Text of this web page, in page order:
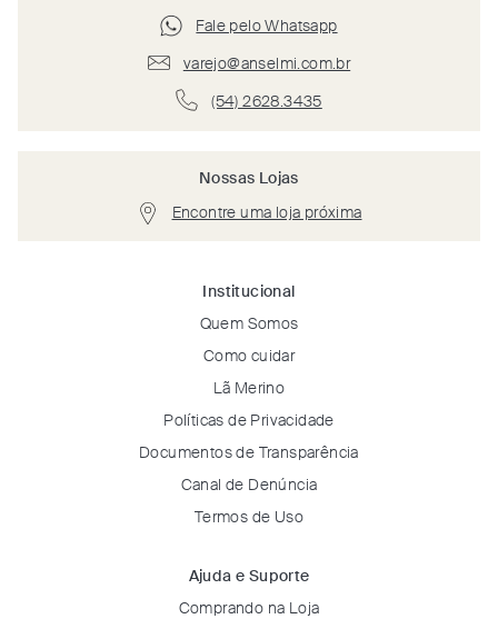
Fale pelo Whatsapp
varejo@anselmi.com.br
(54) 2628.3435
Nossas Lojas
Encontre uma loja próxima
Institucional
Quem Somos
Como cuidar
Lã Merino
Políticas de Privacidade
Documentos de Transparência
Canal de Denúncia
Termos de Uso
Ajuda e Suporte
Comprando na Loja